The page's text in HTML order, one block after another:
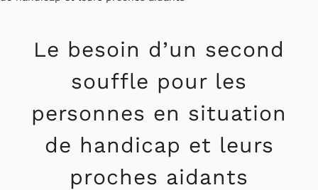
Le besoin d’un second
souffle pour les
personnes en situation
de handicap et leurs
proches aidants